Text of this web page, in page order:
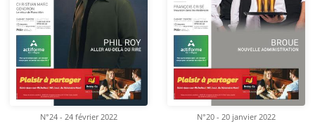
N°24 - 24 février 2022 N°20 - 20 janvier 2022